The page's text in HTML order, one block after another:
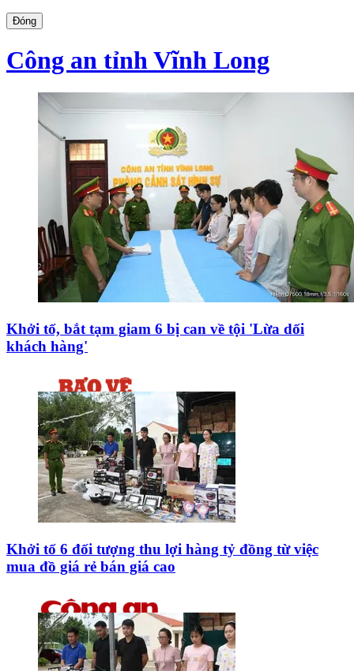
Đóng
Công an tỉnh Vĩnh Long
Khởi tố, bắt tạm giam 6 bị can về tội 'Lừa dối
khách hàng'
Khởi tố 6 đối tượng thu lợi hàng tỷ đồng từ việc
mua đồ giá rẻ bán giá cao